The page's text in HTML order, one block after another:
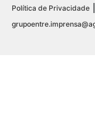
Política de Privacidade |